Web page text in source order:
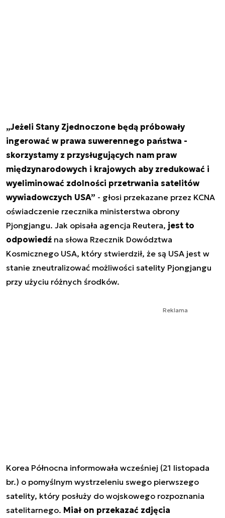
„Jeżeli Stany Zjednoczone będą próbowały
ingerować w prawa suwerennego państwa -
skorzystamy z przysługujących nam praw
międzynarodowych i krajowych aby zredukować i
wyeliminować zdolności przetrwania satelitów
wywiadowczych USA” - głosi przekazane przez KCNA
oświadczenie rzecznika ministerstwa obrony
Pjongjangu. Jak opisała agencja Reutera, jest to
odpowiedź na słowa Rzecznik Dowództwa
Kosmicznego USA, który stwierdził, że są USA jest w
stanie zneutralizować możliwości satelity Pjongjangu
przy użyciu różnych środków.
Reklama
Korea Północna informowała wcześniej (21 listopada
br.) o pomyślnym wystrzeleniu swego pierwszego
satelity, który posłuży do wojskowego rozpoznania
satelitarnego. Miał on przekazać zdjęcia